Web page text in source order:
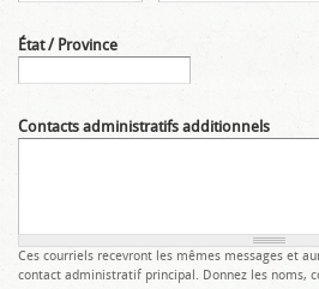
État / Province
Contacts administratifs additionnels
Ces courriels recevront les mêmes messages et
contact administratif principal. Donnez les noms,